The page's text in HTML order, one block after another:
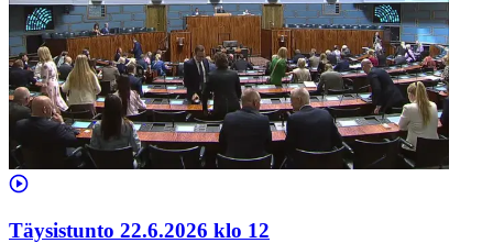
Täysistunto 22.6.2026 klo 12